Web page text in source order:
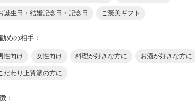
誕生日・結婚記念日・記念日 ご褒美ギフト
めの相手：
性向け 女性向け 料理が好きな方に お酒が好きな方に
だわり上質派の方に
：